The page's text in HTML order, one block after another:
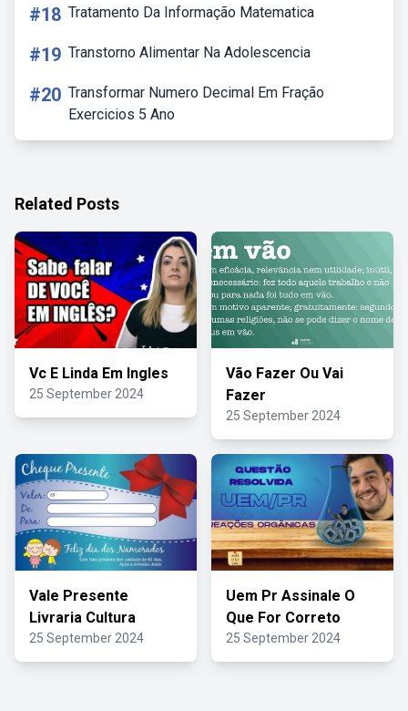
#18 Tratamento Da Informação Matematica
#19 Transtorno Alimentar Na Adolescencia
#20 Transformar Numero Decimal Em Fração
Exercicios 5 Ano
Related Posts
Vc E Linda Em Ingles
25 September 2024
Vão Fazer Ou Vai
Fazer
25 September 2024
Vale Presente
Livraria Cultura
25 September 2024
Uem Pr Assinale O
Que For Correto
25 September 2024